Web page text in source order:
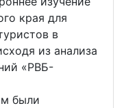
края для
в
из анализа
«РВБ-
были